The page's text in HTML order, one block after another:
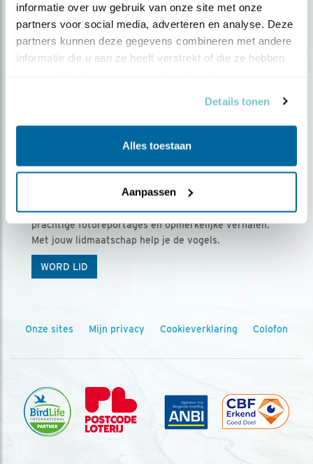
informatie over uw gebruik van onze site met onze
partners voor social media, adverteren en analyse. Deze
partners kunnen deze gegevens combineren met andere
informatie die u aan ze heeft verstrekt of die ze hebben
Details tonen
Alles toestaan
Aanpassen
Ontvang 5 x Vogels voor € 36,00 per jaar
Vogels is het tijdschrift voor onze leden, met
prachtige fotoreportages en opmerkelijke verhalen.
Met jouw lidmaatschap help je de vogels.
WORD LID
Onze sites Mijn privacy Cookieverklaring Colofon